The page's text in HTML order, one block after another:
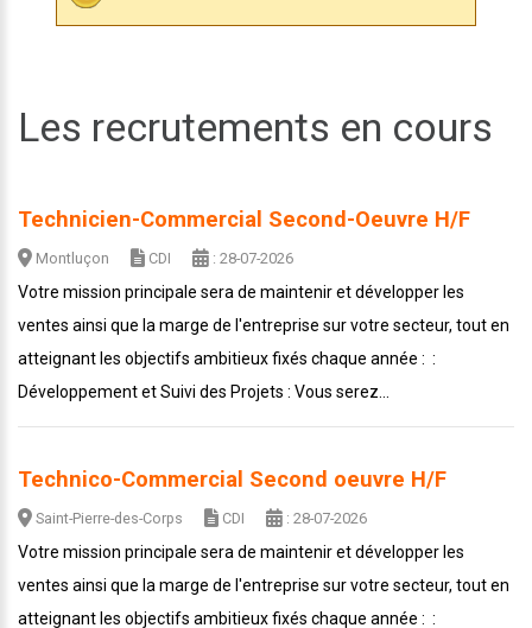
Les recrutements en cours
Technicien-Commercial Second-Oeuvre H/F
Montluçon CDI : 28-07-2026
Votre mission principale sera de maintenir et développer les
ventes ainsi que la marge de l'entreprise sur votre secteur, tout en
atteignant les objectifs ambitieux fixés chaque année : :
Développement et Suivi des Projets : Vous serez...
Technico-Commercial Second oeuvre H/F
Saint-Pierre-des-Corps CDI : 28-07-2026
Votre mission principale sera de maintenir et développer les
ventes ainsi que la marge de l'entreprise sur votre secteur, tout en
atteignant les objectifs ambitieux fixés chaque année : :